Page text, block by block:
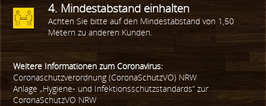
4. Mindestabstand einhalten
Achten Sie bitte auf den Mindestabstand von 1,50
Metern zu anderen Kunden.
Weitere Informationen zum Coronavirus:
Coronaschutzverordnung (CoronaSchutzVO) NRW
Anlage „Hygiene- und Infektionsschutzstandards“ zur
CoronaSchutzVO NRW